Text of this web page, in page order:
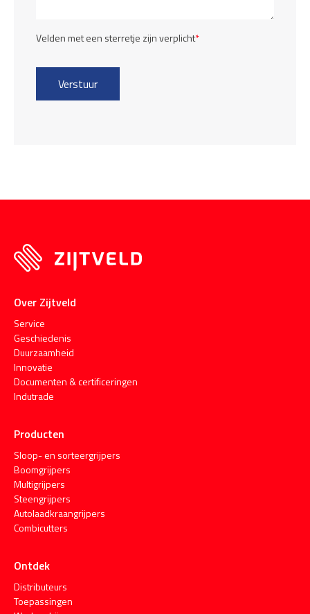
Velden met een sterretje zijn verplicht*
Over Zijtveld
Service
Geschiedenis
Duurzaamheid
Innovatie
Documenten & certificeringen
Indutrade
Producten
Sloop- en sorteergrijpers
Boomgrijpers
Multigrijpers
Steengrijpers
Autolaadkraangrijpers
Combicutters
Ontdek
Distributeurs
Toepassingen